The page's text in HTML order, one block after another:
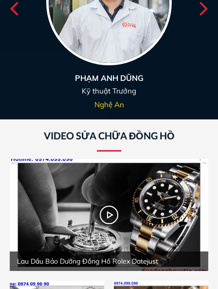
PHẠM ANH DŨNG
Kỹ thuật Trưởng
Nghệ An
VIDEO SỬA CHỮA ĐỒNG HỒ
Lau Dầu Bảo Dưỡng Đồng Hồ Rolex Datejust